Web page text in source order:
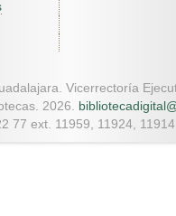
Vicerrectoría
2026.
77 ext. 11959, 11924, 11914